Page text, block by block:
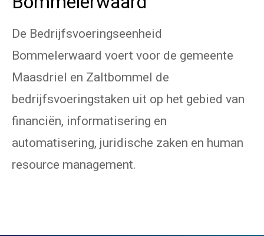
De Bedrijfsvoeringseenheid
Bommelerwaard voert voor de gemeente
Maasdriel en Zaltbommel de
bedrijfsvoeringstaken uit op het gebied van
financiën, informatisering en
automatisering, juridische zaken en human
resource management.